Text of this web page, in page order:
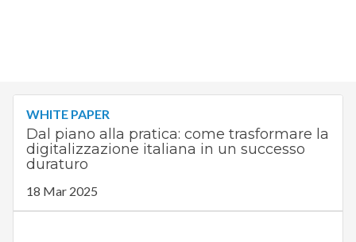
WHITE PAPER
Dal piano alla pratica: come trasformare la
digitalizzazione italiana in un successo
duraturo
18 Mar 2025